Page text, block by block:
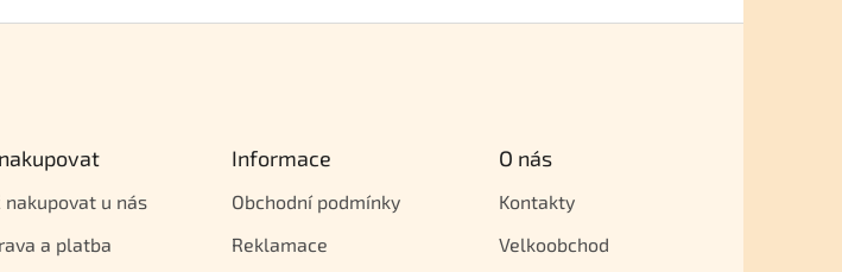
nakupovat u nás
a platba
Informace
Obchodní podmínky
Reklamace
O nás
Kontakty
Velkoobchod